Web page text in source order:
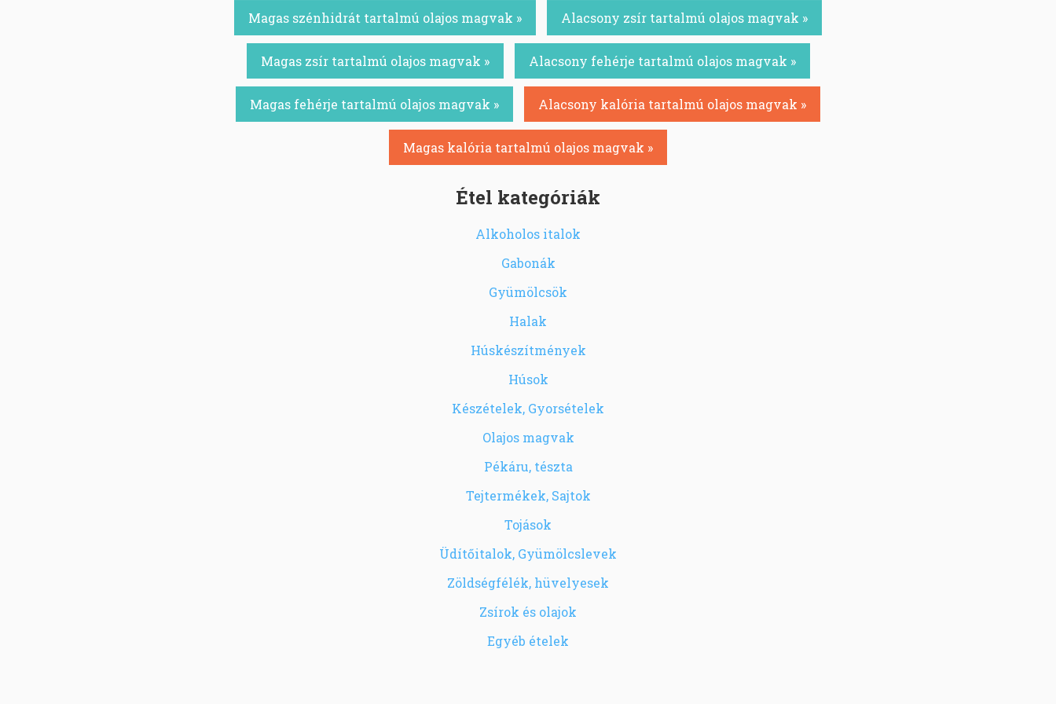
Magas szénhidrát tartalmú olajos magvak » Alacsony zsír tartalmú olajos magvak »
Magas zsír tartalmú olajos magvak » Alacsony fehérje tartalmú olajos magvak »
Magas fehérje tartalmú olajos magvak » Alacsony kalória tartalmú olajos magvak »
Magas kalória tartalmú olajos magvak »
Étel kategóriák
Alkoholos italok
Gabonák
Gyümölcsök
Halak
Húskészítmények
Húsok
Készételek, Gyorsételek
Olajos magvak
Pékáru, tészta
Tejtermékek, Sajtok
Tojások
Üdítőitalok, Gyümölcslevek
Zöldségfélék, hüvelyesek
Zsírok és olajok
Egyéb ételek